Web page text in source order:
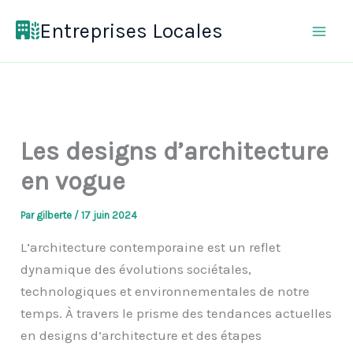
Entreprises Locales
Les designs d’architecture
en vogue
Par gilberte /17 juin 2024
L’architecture contemporaine est un reflet
dynamique des évolutions sociétales,
technologiques et environnementales de notre
temps. À travers le prisme des tendances actuelles
en designs d’architecture et des étapes